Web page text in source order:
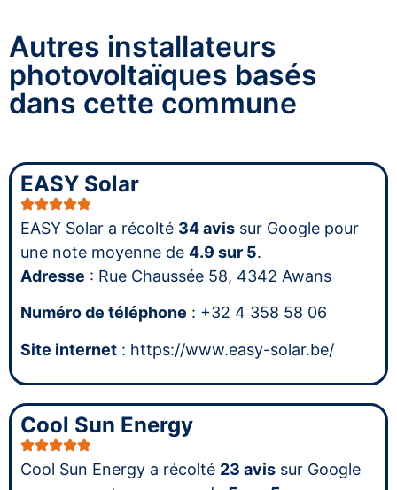
Autres installateurs
photovoltaïques basés
dans cette commune
EASY Solar
EASY Solar a récolté 34 avis sur Google pour
une note moyenne de 4.9 sur 5.
Adresse : Rue Chaussée 58, 4342 Awans
Numéro de téléphone : +32 4 358 58 06
Site internet : https://www.easy-solar.be/
Cool Sun Energy
Cool Sun Energy a récolté 23 avis sur Google